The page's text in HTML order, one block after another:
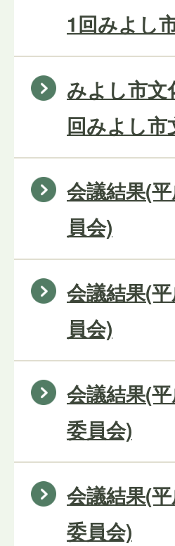
1回みよし
みよし市文
回みよし市
会議結果(
員会)
会議結果(
員会)
会議結果(
委員会)
会議結果(
委員会)